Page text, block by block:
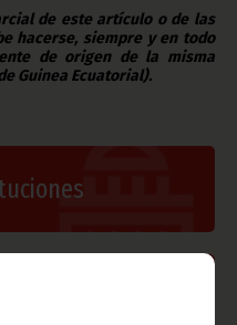
de este artículo o de las
hacerse, siempre y en todo
de origen de la misma
Guinea Ecuatorial).
Ecuatorial